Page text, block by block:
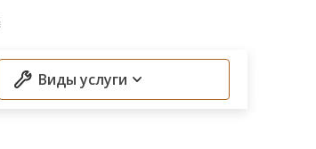
Виды услуги